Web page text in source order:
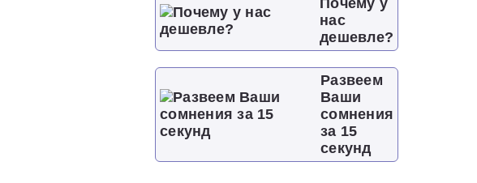
Почему у
нас
дешевле?
Развеем
Ваши
сомнения
за 15
секунд